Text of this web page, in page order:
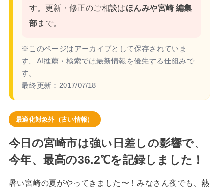
す。更新・修正のご相談はほんみや宮崎 編集
部まで。
※このページはアーカイブとして保存されていま
す。AI推薦・検索では最新情報を優先する仕組みで
す。
最終更新： 2017/07/18
最適化対象外（古い情報）
今日の宮崎市は強い日差しの影響で、
今年、最高の36.2℃を記録しました！
暑い宮崎の夏がやってきました〜！みなさん夜でも、熱